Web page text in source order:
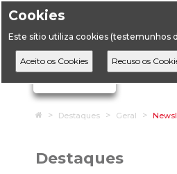
Cookies
Este sítio utiliza cookies (testemunhos
Ignorar links de navegação
HomeDestaques Geral
Destaques